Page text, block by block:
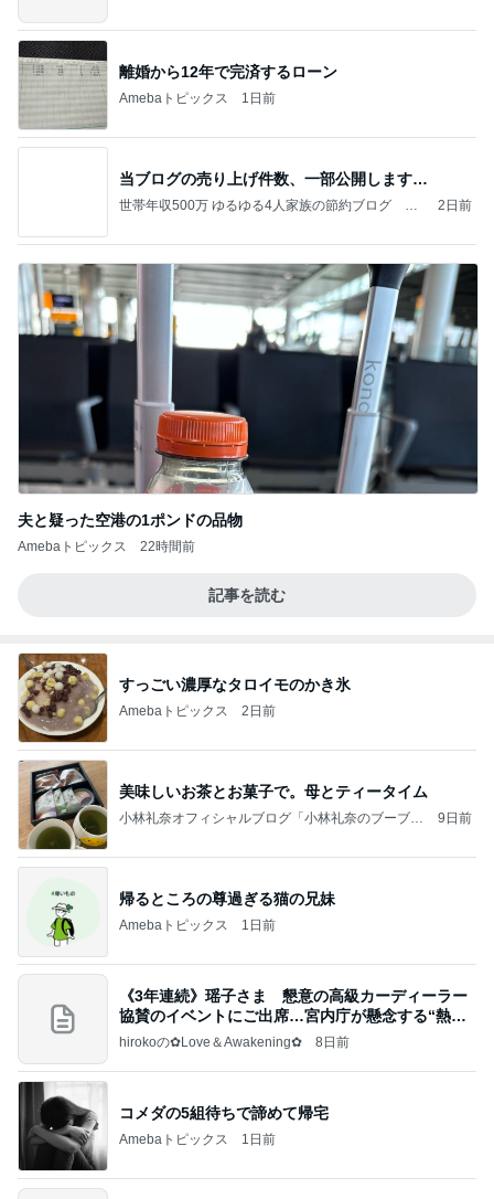
離婚から12年で完済するローン
Amebaトピックス 1日前
当ブログの売り上げ件数、一部公開します…
世帯年収500万 ゆるゆる4人家族の節約ブログ 〜
2日前
夫と疑った空港の1ポンドの品物
Amebaトピックス 22時間前
記事を読む
すっごい濃厚なタロイモのかき氷
Amebaトピックス 2日前
美味しいお茶とお菓子で。母とティータイム
小林礼奈オフィシャルブログ「小林礼奈のブーブー
9日前
帰るところの尊過ぎる猫の兄妹
Amebaトピックス 1日前
《3年連続》瑶子さま 懇意の高級カーディーラー
協賛のイベントにご出席…宮内庁が懸念する“熱心
すぎ
hirokoの✿Love＆Awakening✿ 8日前
コメダの5組待ちで諦めて帰宅
Amebaトピックス 1日前